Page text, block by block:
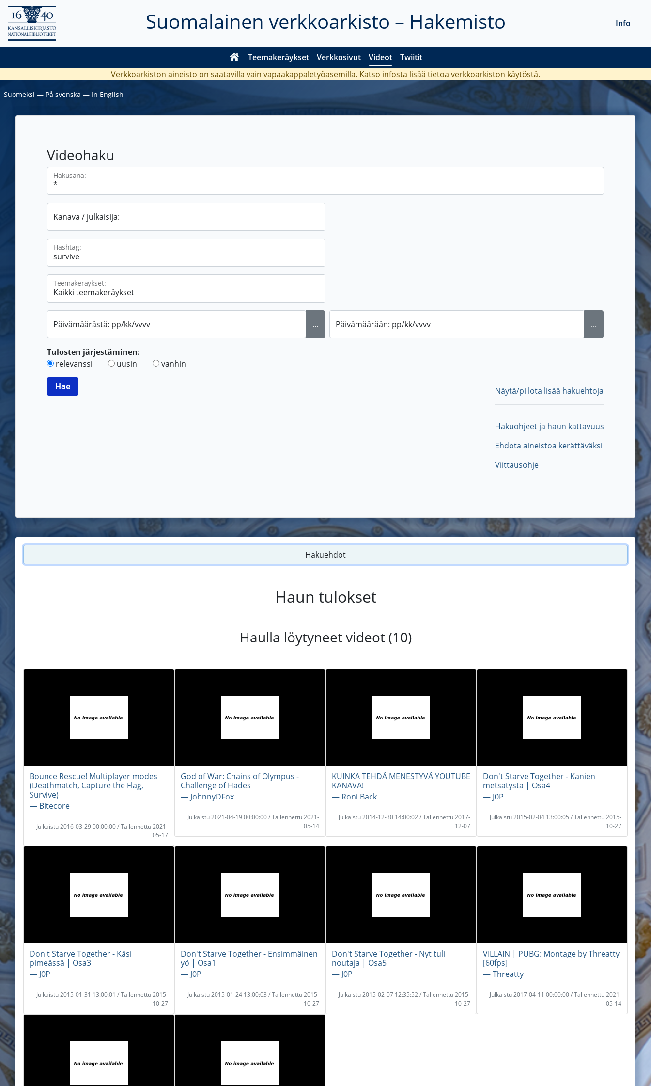
Suomalainen verkkoarkisto – Hakemisto
Teemakeräykset Verkkosivut Videot Twiitit
Info
Verkkoarkiston aineisto on saatavilla vain vapaakappaletyöasemilla. Katso infosta lisää tietoa verkkoarkiston käytöstä.
Suomeksi ― På svenska ― In English
Videohaku
Hakusana:
Kanava / julkaisija:
Hashtag:
Teemakeräykset:
Päivämäärästä: pp/kk/vvvv ... Päivämäärään: pp/kk/vvvv ...
Tulosten järjestäminen:
relevanssi
uusin vanhin
Näytä/piilota lisää hakuehtoja
Hakuohjeet ja haun kattavuus
Ehdota aineistoa kerättäväksi
Viittausohje
Hakuehdot
Haun tulokset
Haulla löytyneet videot (10)
Bounce Rescue! Multiplayer modes
(Deathmatch, Capture the Flag,
Survive)
― Bitecore
Julkaistu 2016-03-29 00:00:00 / Tallennettu 2021-
05-17
God of War: Chains of Olympus -
Challenge of Hades
― JohnnyDFox
Julkaistu 2021-04-19 00:00:00 / Tallennettu 2021-
05-14
KUINKA TEHDÄ MENESTYVÄ YOUTUBE
KANAVA!
― Roni Back
Julkaistu 2014-12-30 14:00:02 / Tallennettu 2017-
12-07
Don't Starve Together - Kanien
metsätystä | Osa4
― J0P
Julkaistu 2015-02-04 13:00:05 / Tallennettu 2015-
10-27
Don't Starve Together - Käsi
pimeässä | Osa3
― J0P
Julkaistu 2015-01-31 13:00:01 / Tallennettu 2015-
10-27
Don't Starve Together - Ensimmäinen
yö | Osa1
― J0P
Julkaistu 2015-01-24 13:00:03 / Tallennettu 2015-
10-27
Don't Starve Together - Nyt tuli
noutaja | Osa5
― J0P
Julkaistu 2015-02-07 12:35:52 / Tallennettu 2015-
10-27
VILLAIN | PUBG: Montage by Threatty
[60fps]
― Threatty
Julkaistu 2017-04-11 00:00:00 / Tallennettu 2021-
05-14